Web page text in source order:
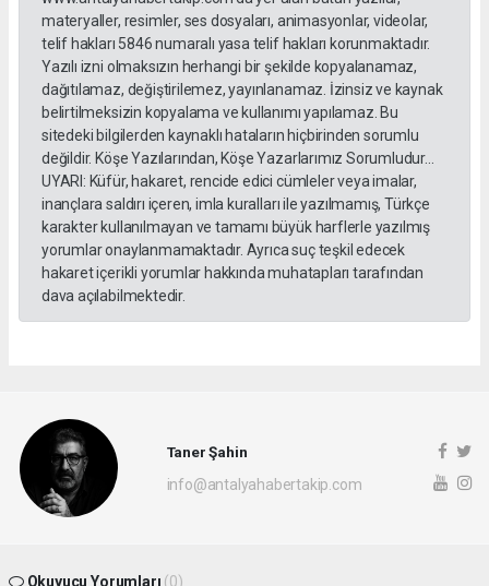
materyaller, resimler, ses dosyaları, animasyonlar, videolar,
telif hakları 5846 numaralı yasa telif hakları korunmaktadır.
Yazılı izni olmaksızın herhangi bir şekilde kopyalanamaz,
dağıtılamaz, değiştirilemez, yayınlanamaz. İzinsiz ve kaynak
belirtilmeksizin kopyalama ve kullanımı yapılamaz. Bu
sitedeki bilgilerden kaynaklı hataların hiçbirinden sorumlu
değildir. Köşe Yazılarından, Köşe Yazarlarımız Sorumludur...
UYARI: Küfür, hakaret, rencide edici cümleler veya imalar,
inançlara saldırı içeren, imla kuralları ile yazılmamış, Türkçe
karakter kullanılmayan ve tamamı büyük harflerle yazılmış
yorumlar onaylanmamaktadır. Ayrıca suç teşkil edecek
hakaret içerikli yorumlar hakkında muhatapları tarafından
dava açılabilmektedir.
Taner Şahin
info@antalyahabertakip.com
Okuyucu Yorumları (0)